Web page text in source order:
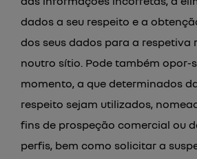
dados a seu respeito e a
dos seus dados para a respetiva
noutro sítio. Pode também opor-
momento, a que determinados
respeito sejam utilizados,
fins de prospeção comercial ou
perfis, bem como solicitar a